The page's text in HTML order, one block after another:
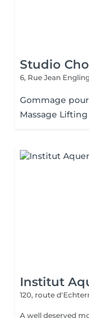
Studio
6, Rue Jean
Gommage
Massage
Institut
120, route
A well deserved